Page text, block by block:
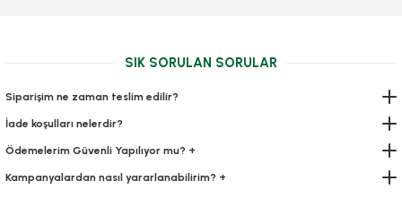
640,64 TL+ KDV
SIK SORULAN SORULAR
Siparişim ne zaman teslim edilir?
İade koşulları nelerdir?
Ödemelerim Güvenli Yapılıyor mu? +
Kampanyalardan nasıl yararlanabilirim? +